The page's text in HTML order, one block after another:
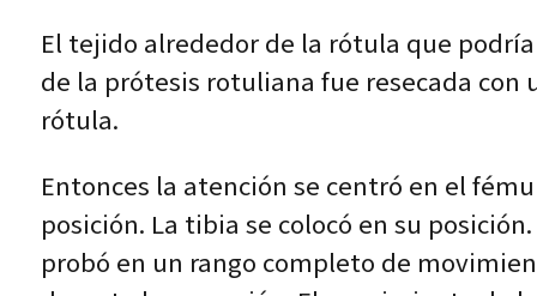
El tejido alrededor de la rótula que
de la prótesis rotuliana fue resecada
rótula.
Entonces la atención se centró en el
posición. La tibia se colocó en su
probó en un rango completo de